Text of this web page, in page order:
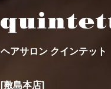
ヘアサロン クインテット
[敷島本店]